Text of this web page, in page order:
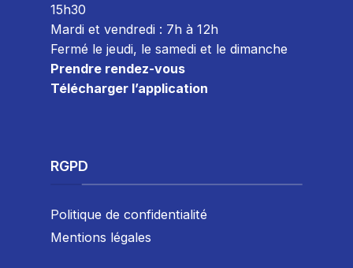
15h30
Mardi et vendredi : 7h à 12h
Fermé le jeudi, le samedi et le dimanche
Prendre rendez-vous
Télécharger l’application
RGPD
Politique de confidentialité
Mentions légales